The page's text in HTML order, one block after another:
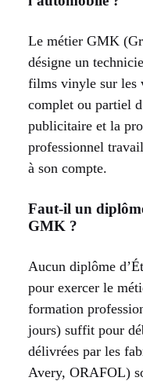
Le métier GMK
désigne un
films vinyle sur les
complet ou partiel
publicitaire et la
professionnel
à son compte.
Faut-il un
GMK ?
Aucun diplôme
pour exercer le
formation
jours) suffit pour
délivrées par les
Avery, ORAFOL)